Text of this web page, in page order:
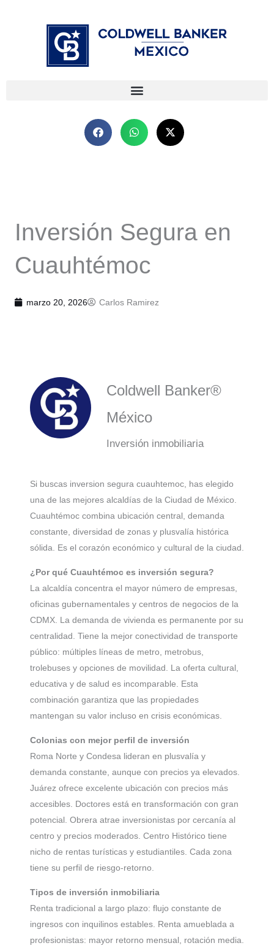
Inversión Segura en
Cuauhtémoc
marzo 20, 2026 Carlos Ramirez
Coldwell Banker®
México
Inversión inmobiliaria
Si buscas inversion segura cuauhtemoc, has elegido
una de las mejores alcaldías de la Ciudad de México.
Cuauhtémoc combina ubicación central, demanda
constante, diversidad de zonas y plusvalía histórica
sólida. Es el corazón económico y cultural de la ciudad.
¿Por qué Cuauhtémoc es inversión segura?
La alcaldía concentra el mayor número de empresas,
oficinas gubernamentales y centros de negocios de la
CDMX. La demanda de vivienda es permanente por su
centralidad. Tiene la mejor conectividad de transporte
público: múltiples líneas de metro, metrobus,
trolebuses y opciones de movilidad. La oferta cultural,
educativa y de salud es incomparable. Esta
combinación garantiza que las propiedades
mantengan su valor incluso en crisis económicas.
Colonias con mejor perfil de inversión
Roma Norte y Condesa lideran en plusvalía y
demanda constante, aunque con precios ya elevados.
Juárez ofrece excelente ubicación con precios más
accesibles. Doctores está en transformación con gran
potencial. Obrera atrae inversionistas por cercanía al
centro y precios moderados. Centro Histórico tiene
nicho de rentas turísticas y estudiantiles. Cada zona
tiene su perfil de riesgo-retorno.
Tipos de inversión inmobiliaria
Renta tradicional a largo plazo: flujo constante de
ingresos con inquilinos estables. Renta amueblada a
profesionistas: mayor retorno mensual, rotación media.